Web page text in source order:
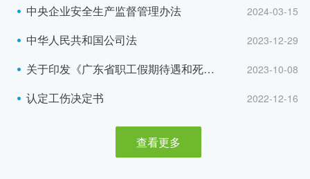
中央企业安全生产监督管理办法 2024-03-15
中华人民共和国公司法 2023-12-29
关于印发《广东省职工假期待遇和死亡抚恤待遇规定》的通知 2023-10-08
认定工伤决定书 2022-12-16
查看更多